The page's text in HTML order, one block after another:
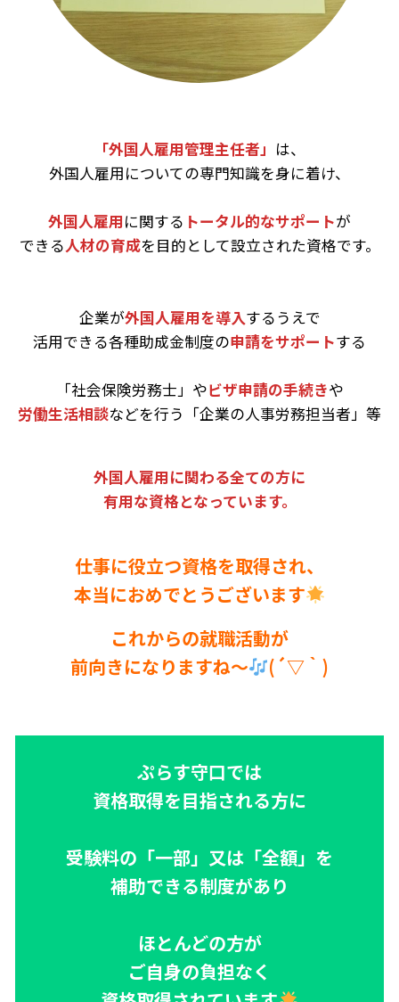
「外国人雇用管理主任者」 は、
外国人雇用についての専門知識を身に着け、
外国人雇用に関する トータル的なサポートが
できる人材の育成を目的として設立された資格です。
企業が外国人雇用を導入するうえで
活用できる各種助成金制度の申請をサポートする
「社会保険労務士」やビザ申請の手続きや
労働生活相談などを行う「企業の人事労務担当者」等
外国人雇用に関わる全ての方に
有用な資格となっています。
仕事に役立つ資格を取得され、
本当におめでとうございます
これからの就職活動が
前向きになりますね～
(´▽｀)
ぷらす守口では
資格取得を目指される方に
受験料の「一部」又は「全額」を
補助できる制度があり
ほとんどの方が
ご自身の負担なく